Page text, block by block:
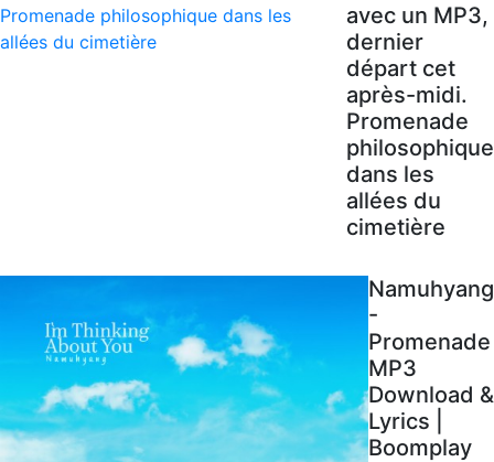
avec un MP3,
dernier
départ cet
après-midi.
Promenade
philosophique
dans les
allées du
cimetière
Namuhyang
-
Promenade
MP3
Download &
Lyrics |
Boomplay